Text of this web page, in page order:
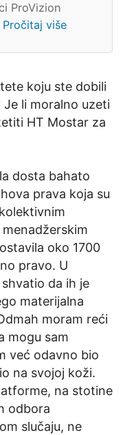
ProVizion
Pročitaj više
koju ste dobili
li moralno uzeti
HT Mostar za
dosta bahato
prava koja su
oko 1700
pravo. U
da ih je
materijalna
moram reći
mogu sam
već odavno bio
na svojoj koži.
na stotine
odbora
slučaju, ne